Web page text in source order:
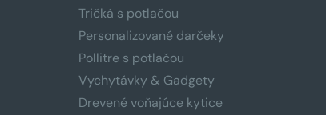
Tričká s potlačou
Personalizované darčeky
Pollitre s potlačou
Vychytávky & Gadgety
Drevené voňajúce kytice